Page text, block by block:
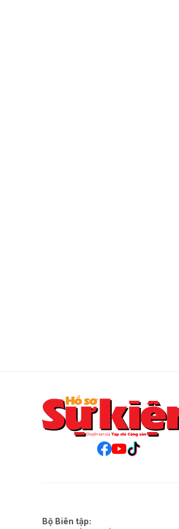
Bộ Biên tập: